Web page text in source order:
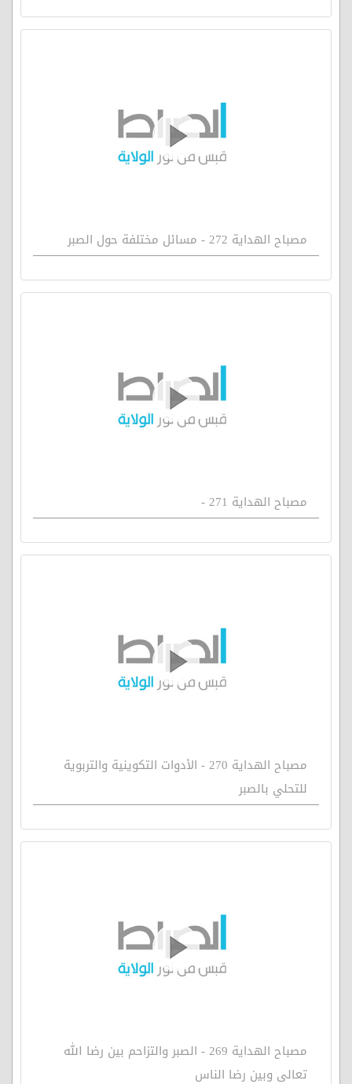
مصباح الهداية 272 - مسائل مختلفة حول الصبر
مصباح الهداية 271 -
مصباح الهداية 270 - الأدوات التكوينية والتربوية
للتحلي بالصبر
مصباح الهداية 269 - الصبر والتزاحم بين رضا الله
تعالى وبين رضا الناس